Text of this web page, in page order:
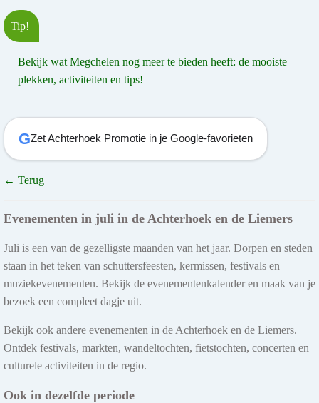
Tip!
Bekijk wat Megchelen nog meer te bieden heeft: de mooiste
plekken, activiteiten en tips!
GZet Achterhoek Promotie in je Google-favorieten
← Terug
Evenementen in juli in de Achterhoek en de Liemers
Juli is een van de gezelligste maanden van het jaar. Dorpen en steden
staan in het teken van schuttersfeesten, kermissen, festivals en
muziekevenementen. Bekijk de evenementenkalender en maak van je
bezoek een compleet dagje uit.
Bekijk ook andere evenementen in de Achterhoek en de Liemers.
Ontdek festivals, markten, wandeltochten, fietstochten, concerten en
culturele activiteiten in de regio.
Ook in dezelfde periode